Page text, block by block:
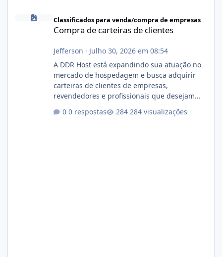
Compra de carteiras de clientes
Classificados para venda/compra de empresas
Compra de carteiras de clientes
Jefferson · Julho 30, 2026 em 08:54
A DDR Host está expandindo sua atuação no
mercado de hospedagem e busca adquirir
carteiras de clientes de empresas,
revendedores e profissionais que desejam
operação. Se você possui clientes ativos de
0 respostas 284 visualizações